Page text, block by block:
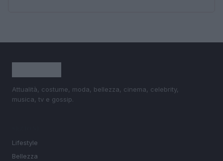
Attualità, costume, moda, bellezza, cinema, celebrity,
musica, tv e gossip.
Lifestyle
Bellezza